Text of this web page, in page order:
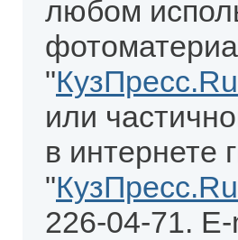
любом
"КузПресс.Ru
или
в интернете
"КузПресс.Ru
226-04-71.